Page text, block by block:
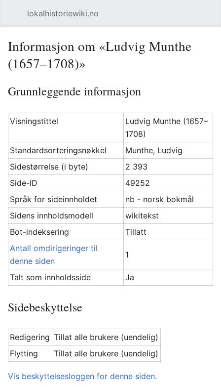
lokalhistoriewiki.no
Informasjon om «Ludvig Munthe
(1657–1708)»
Grunnleggende informasjon
Visningstittel
Ludvig Munthe (1657–
1708)
Standardsorteringsnøkkel
Munthe, Ludvig
Sidestørrelse (i byte)
2 393
Side-ID
49252
Språk for sideinnholdet
nb - norsk bokmål
Sidens innholdsmodell
wikitekst
Bot-indeksering
Tillatt
Antall omdirigeringer til
denne siden
1
Talt som innholdsside Ja
Sidebeskyttelse
Redigering Tillat alle brukere (uendelig)
Flytting
Tillat alle brukere (uendelig)
Vis beskyttelsesloggen for denne siden.